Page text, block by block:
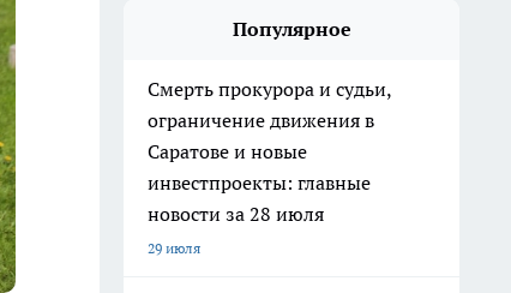
Популярное
Смерть прокурора и судьи,
ограничение движения в
Саратове и новые
инвестпроекты: главные
новости за 28 июля
29 июля